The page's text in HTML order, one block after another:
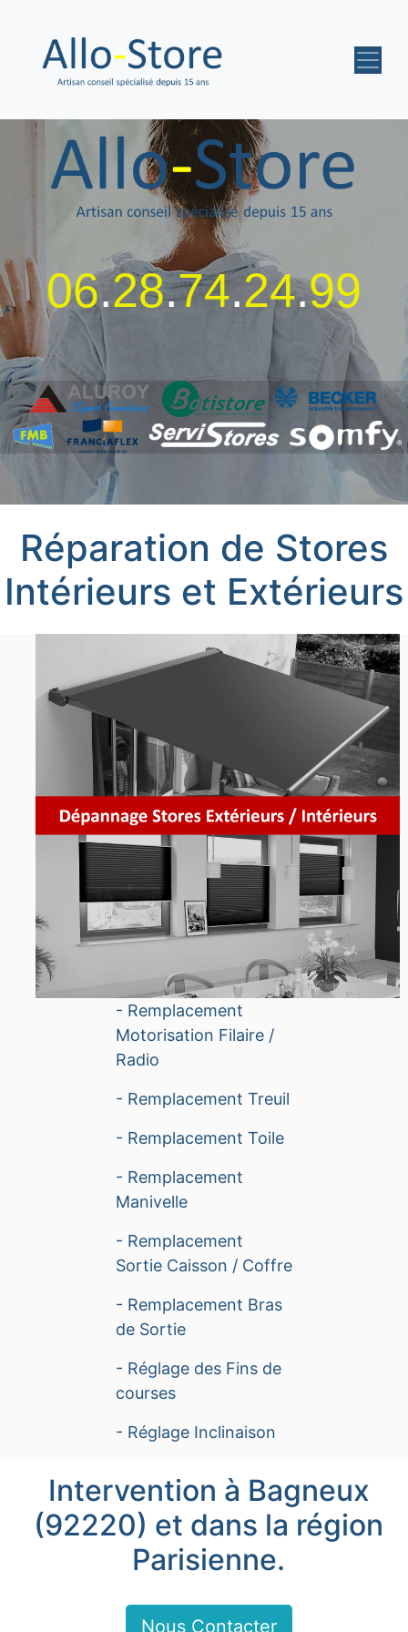
06.28.74.24.99
Réparation de Stores
Intérieurs et Extérieurs
- Remplacement
Motorisation Filaire /
Radio
- Remplacement Treuil
- Remplacement Toile
- Remplacement
Manivelle
- Remplacement
Sortie Caisson / Coffre
- Remplacement Bras
de Sortie
- Réglage des Fins de
courses
- Réglage Inclinaison
Intervention à Bagneux
(92220) et dans la région
Parisienne.
Nous Contacter